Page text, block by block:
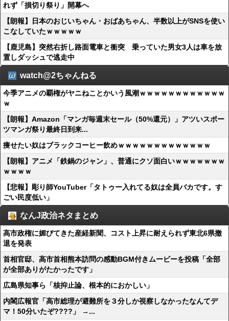
れず「損切り祭り」開幕へ
【朗報】日本のおじいちゃん・おばあちゃん、半数以上がSNSを使い
こなしていたｗｗｗｗｗ
【鹿児島】突然右折し路面電車と衝突 乗っていた男女3人は車を放
置しダッシュで逃走中
watch@2ちゃんねる
今季アニメの覇権がヤニねことかいう風潮ｗｗｗｗｗｗｗｗｗｗｗｗ
ｗ
【朗報】Amazon「マンガ毎週末セール（50%還元）」アツいスポー
ツマンガ祭り最終日到来...
痩せたい奴はブラックコーヒー飲めｗｗｗｗｗｗｗｗｗｗｗｗｗ
【朗報】アニメ「鉄鍋のジャン」、普通にクソ面白いｗｗｗｗｗｗｗ
ｗｗｗｗ
【悲報】彫り師YouTuber「タトゥー入れてる奴は全員バカです。す
ごい民度低い」
なんJ政治ネタまとめ
高市政権に媚びてきた産経新聞、コスト上昇に耐えられず東北6県撤
退を発表
首相官邸、高市首相熊本訪問の感動BGM付きムービーを投稿「全部
が全部ありがたかったです」
広島県知事ら「核抑止論、根本的におかしい」
内閣広報官「高市総理が避難所を３分しか視察しなかったなんてデ
マ！50分いたぞ????」 →...